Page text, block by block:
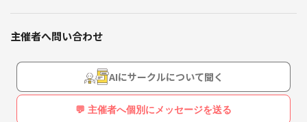
もちろんやったことないけど体を動かすのが好きなんだ！って人も募集
してます！！
主催者へ問い合わせ
AIにサークルについて聞く
💬 主催者へ個別にメッセージを送る